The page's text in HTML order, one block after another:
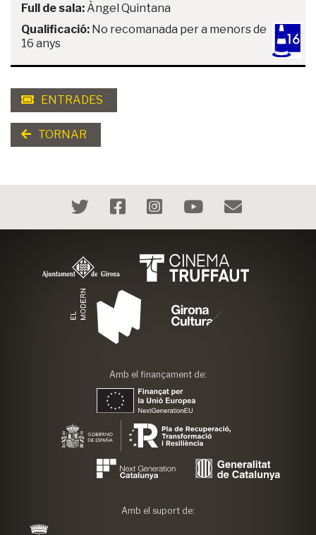
Full de sala: Àngel Quintana
Qualificació: No recomanada per a menors de
16 anys
ENTRADES
TORNAR
Amb el finançament de:
Amb el suport de: